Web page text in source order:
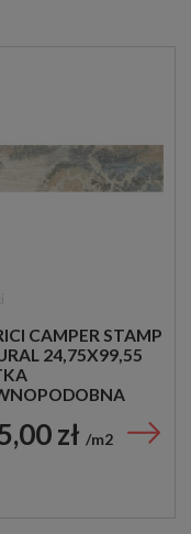
CAMPER STAMP
24,75X99,55
zł m2